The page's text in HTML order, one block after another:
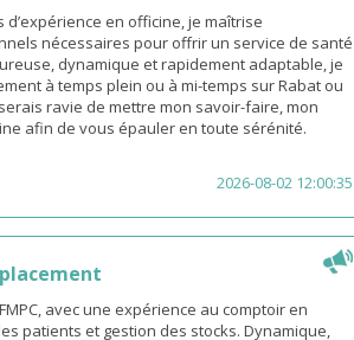
d’expérience en officine, je maîtrise
nécessaires pour offrir un service de santé
dynamique et rapidement adaptable, je
à temps plein ou à mi-temps sur Rabat ou
ravie de mettre mon savoir-faire, mon
afin de vous épauler en toute sérénité.
2026-08-02 12:00:35
avec une expérience au comptoir en
patients et gestion des stocks. Dynamique,